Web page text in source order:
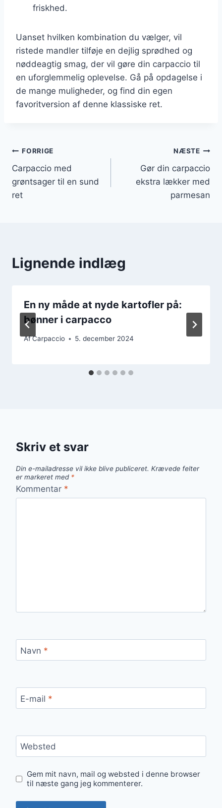
friskhed.
Uanset hvilken kombination du vælger, vil
ristede mandler tilføje en dejlig sprødhed og
nøddeagtig smag, der vil gøre din carpaccio til
en uforglemmelig oplevelse. Gå på opdagelse i
de mange muligheder, og find din egen
favoritversion af denne klassiske ret.
Indlægsnavigation
FORRIGE
Carpaccio med
grøntsager til en sund
ret
NÆSTE
Gør din carpaccio
ekstra lækker med
parmesan
Lignende indlæg
En ny måde at nyde kartofler på:
bønner i carpacco
AfCarpaccio 5. december 2024
Skriv et svar
Din e-mailadresse vil ikke blive publiceret. Krævede felter
er markeret med *
Kommentar *
Navn *
E-mail *
Websted
Gem mit navn, mail og websted i denne browser
til næste gang jeg kommenterer.